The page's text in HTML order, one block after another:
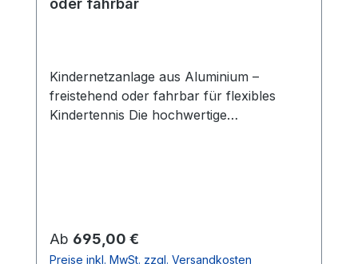
oder fahrbar
Kindernetzanlage aus Aluminium –
freistehend oder fahrbar für flexibles
Kindertennis Die hochwertige
Aluminiumprofil überzeugt die Anlage
durch maximale Langlebigkeit und
Regulärer Preis:
Ab 695,00 €
Preise inkl. MwSt. zzgl. Versandkosten